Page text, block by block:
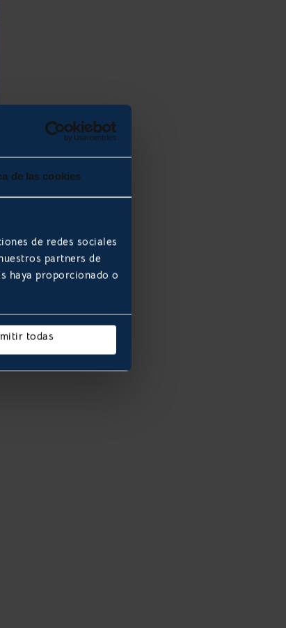
de las cookies
de redes sociales
partners de
haya proporcionado o
todas